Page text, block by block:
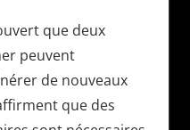
que deux
peuvent
de nouveaux
que des